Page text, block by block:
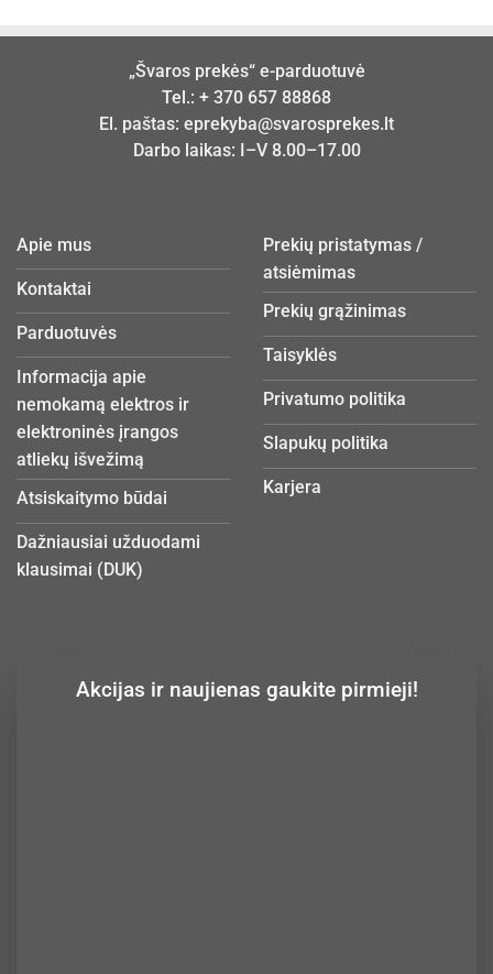
„Švaros prekės“ e-parduotuvė
Tel.: + 370 657 88868
El. paštas: eprekyba@svarosprekes.lt
Darbo laikas: I–V 8.00–17.00
Apie mus
Kontaktai
Parduotuvės
Informacija apie
nemokamą elektros ir
elektroninės įrangos
atliekų išvežimą
Atsiskaitymo būdai
Dažniausiai užduodami
klausimai (DUK)
Prekių pristatymas /
atsiėmimas
Prekių grąžinimas
Taisyklės
Privatumo politika
Slapukų politika
Karjera
Akcijas ir naujienas gaukite pirmieji!